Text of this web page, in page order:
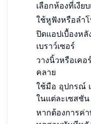
เลือกห้องที่เงีย
ใช้หูฟังหรือลำ
ปิดแอปเบื้องห
เบราว์เซอร์
วางนิ้วหรือเค
คลาย
ใช้มือ อุปกรณ์
ในแต่ละเซสชัน
หากต้องการค่